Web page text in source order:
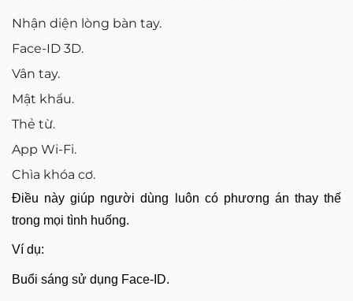
Nhận diện lòng bàn tay.
Face-ID 3D.
Vân tay.
Mật khẩu.
Thẻ từ.
App Wi-Fi.
Chìa khóa cơ.
Điều này giúp người dùng luôn có phương án thay thế
trong mọi tình huống.
Ví dụ:
Buổi sáng sử dụng Face-ID.